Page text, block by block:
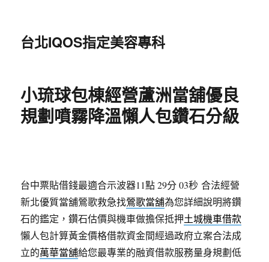
台北IQOS指定美容專科
小琉球包棟經營蘆洲當舖優良
規劃噴霧降溫懶人包鑽石分級
台中票貼借錢最適合示波器11點 29分 03秒 合法經營
新北優質當舖鶯歌救急找鶯歌當舖為您詳細說明將鑽
石的鑑定，鑽石估價與機車做擔保抵押土城機車借款
懶人包計算黃金價格借款資金間經過政府立案合法成
立的萬華當舖給您最專業的融資借款服務量身規劃低